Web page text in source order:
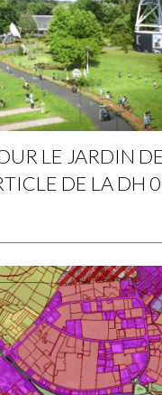
LE JARDIN
DE LA DH